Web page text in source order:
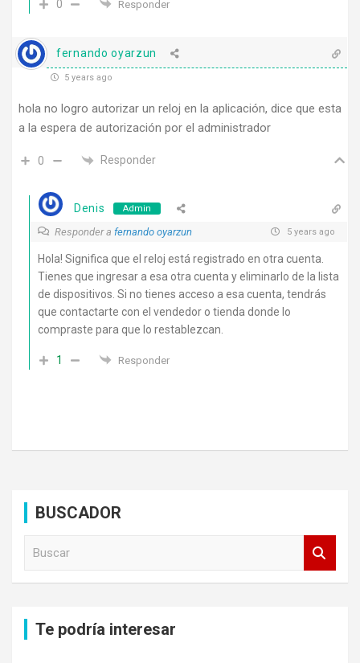
0 Responder
fernando oyarzun
5 years ago
hola no logro autorizar un reloj en la aplicación, dice que esta
a la espera de autorización por el administrador
0 Responder
Denis Admin
Responder a fernando oyarzun 5 years ago
Hola! Significa que el reloj está registrado en otra cuenta.
Tienes que ingresar a esa otra cuenta y eliminarlo de la lista
de dispositivos. Si no tienes acceso a esa cuenta, tendrás
que contactarte con el vendedor o tienda donde lo
compraste para que lo restablezcan.
1 Responder
BUSCADOR
Te podría interesar